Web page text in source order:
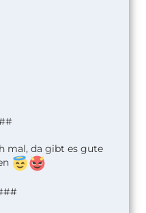
mal, da gibt es gute